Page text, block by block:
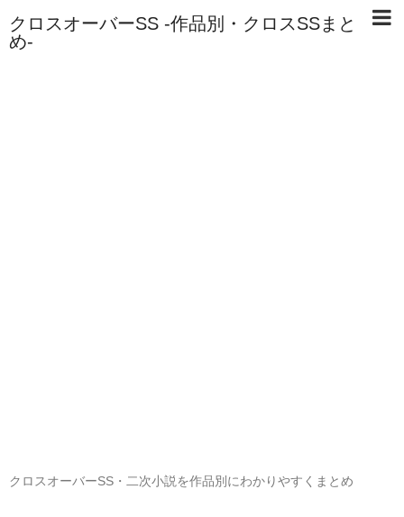
クロスオーバーSS -作品別・クロスSSまと
め-
クロスオーバーSS・二次小説を作品別にわかりやすくまとめ